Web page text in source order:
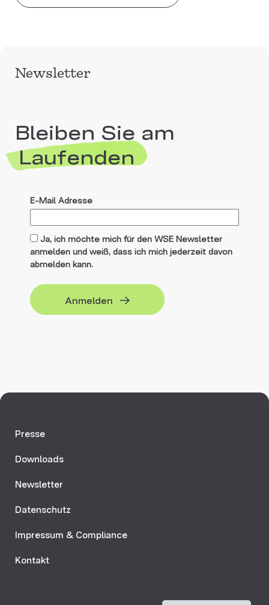
Newsletter
Bleiben Sie am
Laufenden
E-Mail Adresse
Ja, ich möchte mich für den WSE Newsletter
anmelden und weiß, dass ich mich jederzeit davon
abmelden kann.
Anmelden
Presse
Downloads
Newsletter
Datenschutz
Impressum & Compliance
Kontakt